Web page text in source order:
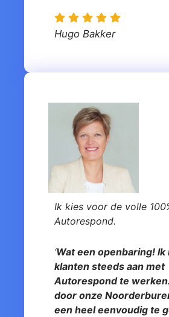
Hugo Bakker
Ik kies voor de volle
Autorespond.
‘Wat een openbaring! Ik
klanten steeds aan met
Autorespond te
door onze
een heel eenvoudig te